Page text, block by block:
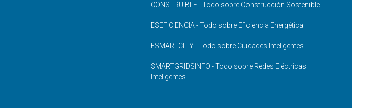
CONSTRUIBLE - Todo sobre Construcción Sostenible
ESEFICIENCIA - Todo sobre Eficiencia Energética
ESMARTCITY - Todo sobre Ciudades Inteligentes
SMARTGRIDSINFO - Todo sobre Redes Eléctricas
Inteligentes